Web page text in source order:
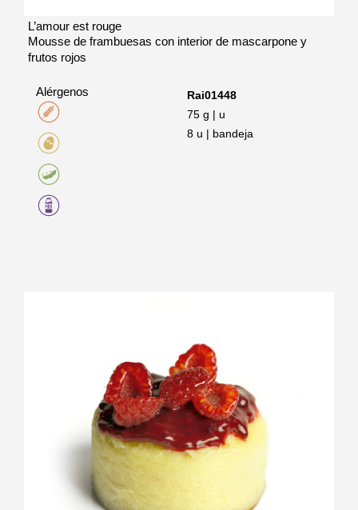
L’amour est rouge
Mousse de frambuesas con interior de mascarpone y
frutos rojos
Alérgenos
Rai01448
75 g | u
8 u | bandeja